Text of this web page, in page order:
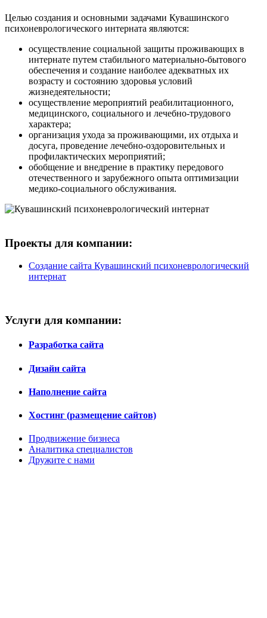
Целью создания и основными задачами Кувашинского
психоневрологического интерната являются:
осуществление социальной защиты проживающих в
интернате путем стабильного материально-бытового
обеспечения и создание наиболее адекватных их
возрасту и состоянию здоровья условий
жизнедеятельности;
осуществление мероприятий реабилитационного,
медицинского, социального и лечебно-трудового
характера;
организация ухода за проживающими, их отдыха и
досуга, проведение лечебно-оздоровительных и
профилактических мероприятий;
обобщение и внедрение в практику передового
отечественного и зарубежного опыта оптимизации
медико-социального обслуживания.
Проекты для компании:
Создание сайта Кувашинский психоневрологический
интернат
Услуги для компании:
Разработка сайта
Дизайн сайта
Наполнение сайта
Хостинг (размещение сайтов)
Продвижение бизнеса
Аналитика специалистов
Дружите с нами